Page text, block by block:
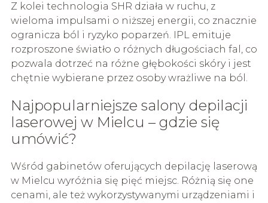
Z kolei technologia SHR działa w ruchu, z
wieloma impulsami o niższej energii, co znacznie
ogranicza ból i ryzyko poparzeń. IPL emituje
rozproszone światło o różnych długościach fal, co
pozwala dotrzeć na różne głębokości skóry i jest
chętnie wybierane przez osoby wrażliwe na ból.
Najpopularniejsze salony depilacji
laserowej w Mielcu – gdzie się
umówić?
Wśród gabinetów oferujących depilację laserową
w Mielcu wyróżnia się pięć miejsc. Różnią się one
cenami, ale też wykorzystywanymi urządzeniami i